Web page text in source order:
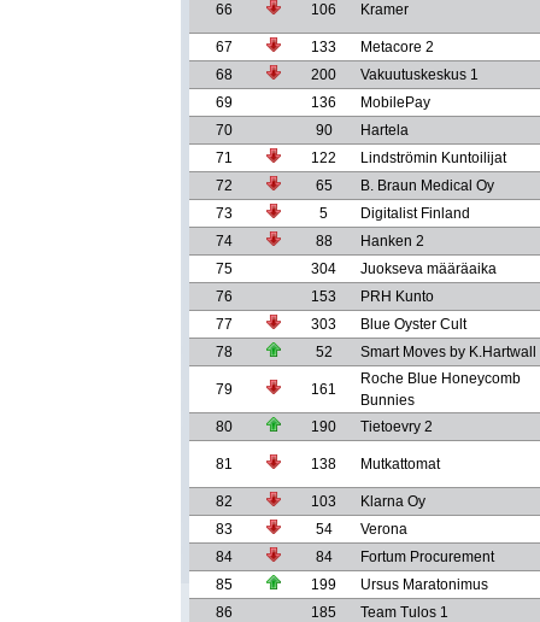
66 106 Kramer
67 133
Metacore 2
68
200
Vakuutuskeskus 1
69
136
MobilePay
70
90
Hartela
71
122
Lindströmin Kuntoilijat
72
65
B. Braun Medical Oy
73
5
Digitalist Finland
74
88
Hanken 2
75
304
Juokseva määräaika
76
153
PRH Kunto
77
303
Blue Oyster Cult
78
52 Smart Moves by K.Hartwall
79 161
Roche Blue Honeycomb
Bunnies
80
190 Tietoevry 2
81 138 Mutkattomat
82 103
Klarna Oy
83
54
Verona
84
84
Fortum Procurement
85
199
Ursus Maratonimus
86
185
Team Tulos 1